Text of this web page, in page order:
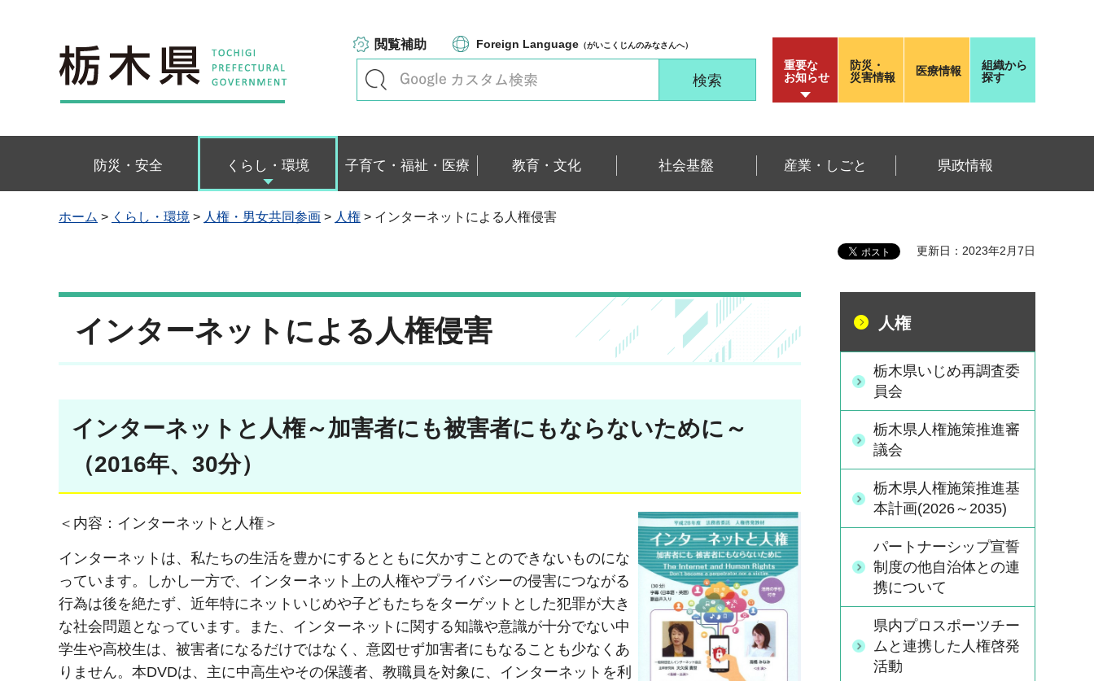
栃木県
閲覧補助 Foreign Language （がいこくじんのみなさんへ）
重要な
お知らせ
防災・
災害情報
医療情報
組織から
探す
防災・安全 くらし・環境 子育て・福祉・医療 教育・文化 社会基盤 産業・しごと 県政情報
ホーム > くらし・環境 > 人権・男女共同参画 > 人権 > インターネットによる人権侵害
更新日：2023年2月7日
インターネットによる人権侵害
インターネットと人権～加害者にも被害者にもならないために～
（2016年、30分）
＜内容：インターネットと人権＞
インターネットは、私たちの生活を豊かにするとともに欠かすことのできないものにな
っています。しかし一方で、インターネット上の人権やプライバシーの侵害につながる
行為は後を絶たず、近年特にネットいじめや子どもたちをターゲットとした犯罪が大き
な社会問題となっています。また、インターネットに関する知識や意識が十分でない中
学生や高校生は、被害者になるだけではなく、意図せず加害者にもなることも少なくあ
りません。本DVDは、主に中高生やその保護者、教職員を対象に、インターネットを利
人権
栃木県いじめ再調査委
員会
栃木県人権施策推進審
議会
栃木県人権施策推進基
本計画(2026～2035)
パートナーシップ宣誓
制度の他自治体との連
携について
県内プロスポーツチー
ムと連携した人権啓発
活動